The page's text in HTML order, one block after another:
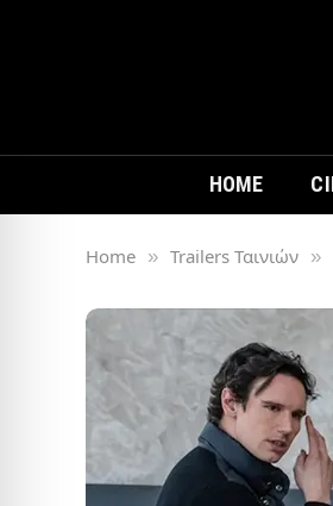
HOME
Home » Trailers Ταινιών »